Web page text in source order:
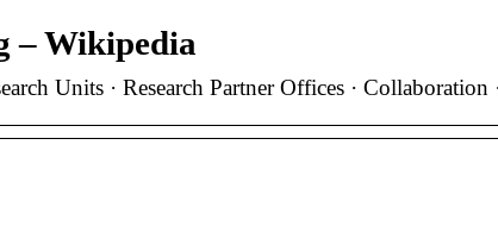
– Wikipedia
Units · Research Partner Offices · Collaboration